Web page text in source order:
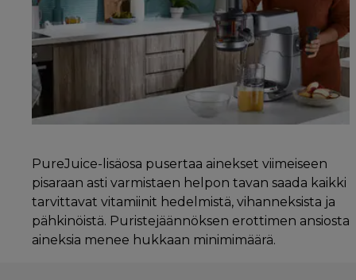
PureJuice-lisäosa pusertaa ainekset viimeiseen
pisaraan asti varmistaen helpon tavan saada kaikki
tarvittavat vitamiinit hedelmistä, vihanneksista ja
pähkinöistä. Puristejäännöksen erottimen ansiosta
aineksia menee hukkaan minimimäärä.